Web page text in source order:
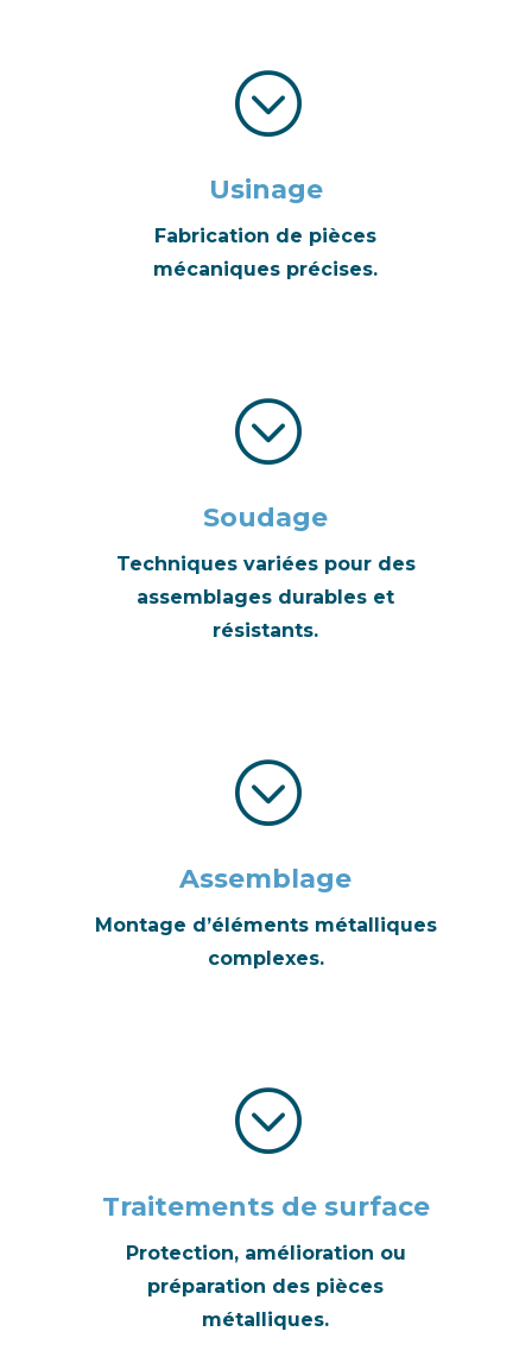
;
Usinage
Fabrication de pièces
mécaniques précises.
;
Soudage
Techniques variées pour des
assemblages durables et
résistants.
;
Assemblage
Montage d’éléments métalliques
complexes.
;
Traitements de surface
Protection, amélioration ou
préparation des pièces
métalliques.